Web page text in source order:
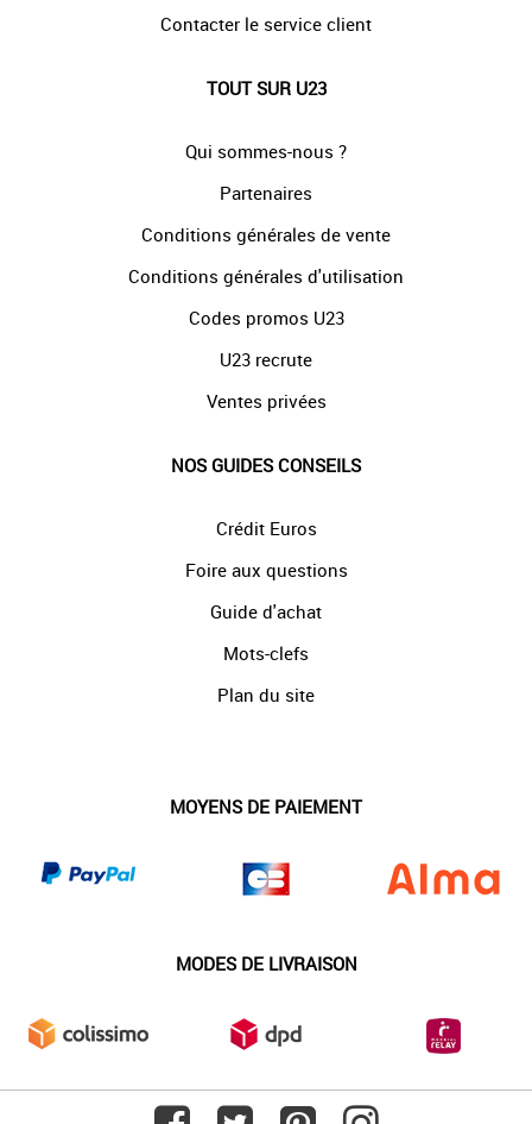
Contacter le service client
TOUT SUR U23
Qui sommes-nous ?
Partenaires
Conditions générales de vente
Conditions générales d'utilisation
Codes promos U23
U23 recrute
Ventes privées
NOS GUIDES CONSEILS
Crédit Euros
Foire aux questions
Guide d'achat
Mots-clefs
Plan du site
MOYENS DE PAIEMENT
MODES DE LIVRAISON